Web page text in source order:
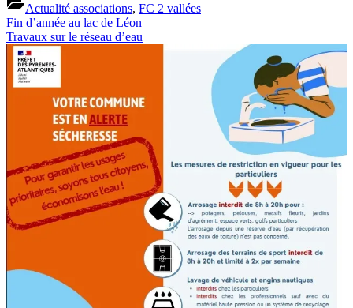
Actualité associations, FC 2 vallées
Navigation
de
l’article
Previous
Post:
Fin d’année au lac de Léon
Next
Post:
Travaux sur le réseau d’eau